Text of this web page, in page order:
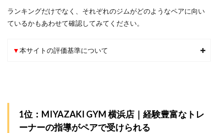
ランキングだけでなく、それぞれのジムがどのようなペアに向い
ているかもあわせて確認してみてください。
▼本サイトの評価基準について
1位：MIYAZAKI GYM 横浜店｜経験豊富なトレ
ーナーの指導がペアで受けられる